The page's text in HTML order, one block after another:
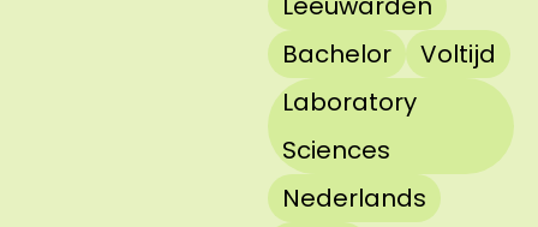
Bachelor
Voltijd
Laboratory
Sciences
Nederlands